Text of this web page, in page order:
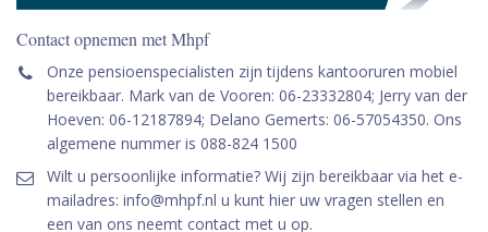
Contact opnemen met Mhpf
Onze pensioenspecialisten zijn tijdens kantooruren mobiel
bereikbaar. Mark van de Vooren: 06-23332804; Jerry van der
Hoeven: 06-12187894; Delano Gemerts: 06-57054350. Ons
algemene nummer is 088-824 1500
Wilt u persoonlijke informatie? Wij zijn bereikbaar via het e-
mailadres: info@mhpf.nl u kunt hier uw vragen stellen en
een van ons neemt contact met u op.